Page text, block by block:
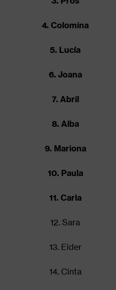
4. Colomina
5. Lucía
6. Joana
7. Abril
8. Alba
9. Mariona
10. Paula
11. Carla
12. Sara
13. Eider
14. Cinta